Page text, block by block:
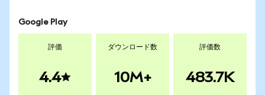
Google Play
評価
4.4
ダウンロード数
10M+
評価数
483.7K